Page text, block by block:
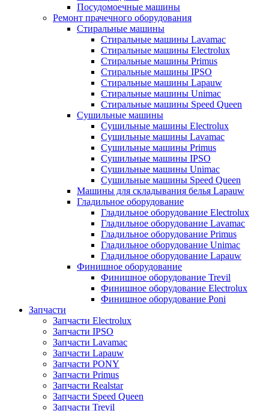
Посудомоечные машины
Ремонт прачечного оборудования
Стиральные машины
Стиральные машины Lavamac
Стиральные машины Electrolux
Стиральные машины Primus
Стиральные машины IPSO
Стиральные машины Lapauw
Стиральные машины Unimac
Стиральные машины Speed Queen
Сушильные машины
Сушильные машины Electrolux
Сушильные машины Lavamac
Сушильные машины Primus
Сушильные машины IPSO
Сушильные машины Unimac
Сушильные машины Speed Queen
Машины для складывания белья Lapauw
Гладильное оборудование
Гладильное оборудование Electrolux
Гладильное оборудование Lavamac
Гладильное оборудование Primus
Гладильное оборудование Unimac
Гладильное оборудование Lapauw
Финишное оборудование
Финишное оборудование Trevil
Финишное оборудование Electrolux
Финишное оборудование Poni
Запчасти
Запчасти Electrolux
Запчасти IPSO
Запчасти Lavamac
Запчасти Lapauw
Запчасти PONY
Запчасти Primus
Запчасти Realstar
Запчасти Speed Queen
Запчасти Trevil